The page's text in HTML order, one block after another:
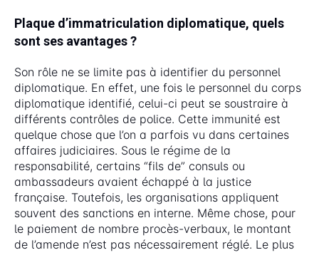
Plaque d’immatriculation diplomatique, quels
sont ses avantages ?
Son rôle ne se limite pas à identifier du personnel
diplomatique. En effet, une fois le personnel du corps
diplomatique identifié, celui-ci peut se soustraire à
différents contrôles de police. Cette immunité est
quelque chose que l’on a parfois vu dans certaines
affaires judiciaires. Sous le régime de la
responsabilité, certains “fils de” consuls ou
ambassadeurs avaient échappé à la justice
française. Toutefois, les organisations appliquent
souvent des sanctions en interne. Même chose, pour
le paiement de nombre procès-verbaux, le montant
de l’amende n’est pas nécessairement réglé. Le plus